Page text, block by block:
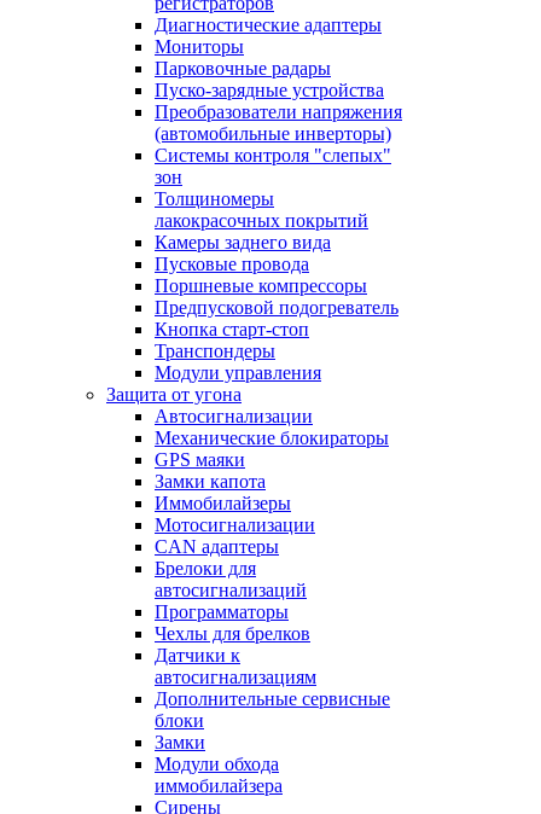
Диагностические адаптеры
Мониторы
Парковочные радары
Пуско-зарядные устройства
Преобразователи напряжения
(автомобильные инверторы)
Системы контроля "слепых"
зон
Толщиномеры
лакокрасочных покрытий
Камеры заднего вида
Пусковые провода
Поршневые компрессоры
Предпусковой подогреватель
Кнопка старт-стоп
Транспондеры
Модули управления
Защита от угона
Автосигнализации
Механические блoкираторы
GPS маяки
Замки капота
Иммобилайзеры
Мотосигнализации
CAN адаптеры
Брелоки для
автосигнализаций
Программаторы
Чехлы для брелков
Датчики к
автосигнализациям
Дополнительные сервисные
блоки
Замки
Модули обхода
иммобилайзера
Сирены